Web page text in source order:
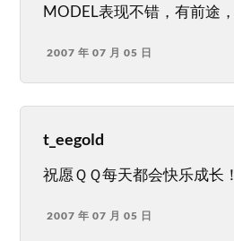
MODEL表现不错，有前途
2007 年 07 月 05 日
t_eegold
祝愿ＱＱ每天都会快乐成长！
2007 年 07 月 05 日